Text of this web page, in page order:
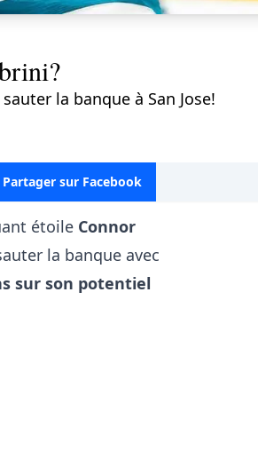
la banque à San Jose!
Partager sur Facebook
étoile Connor
la banque avec
sur son potentiel